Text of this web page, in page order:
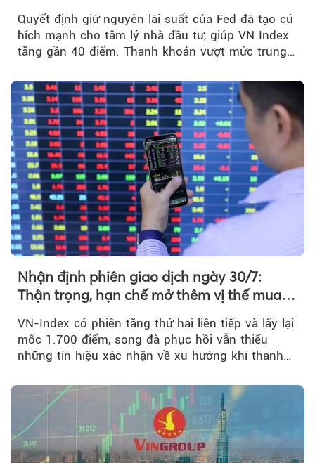
Quyết định giữ nguyên lãi suất của Fed đã tạo cú
hích mạnh cho tâm lý nhà đầu tư, giúp VN Index
tăng gần 40 điểm. Thanh khoản vượt mức trung
Nhận định phiên giao dịch ngày 30/7:
Thận trọng, hạn chế mở thêm vị thế mua
VN-Index có phiên tăng thứ hai liên tiếp và lấy lại
mốc 1.700 điểm, song đà phục hồi vẫn thiếu
những tín hiệu xác nhận về xu hướng khi thanh